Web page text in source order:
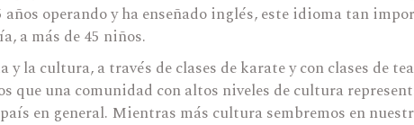
operando y ha enseñado inglés, este idioma tan
a más de 45 niños.
la cultura, a través de clases de karate y con clases de
que una comunidad con altos niveles de cultura
en general. Mientras más cultura sembremos en